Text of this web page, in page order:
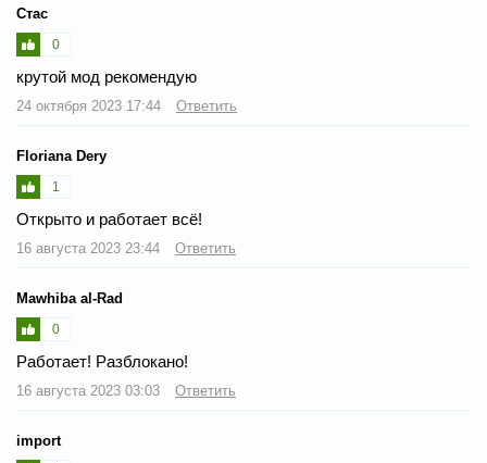
Стас
0
крутой мод рекомендую
24 октября 2023 17:44 Ответить
Floriana Dery
1
Открыто и работает всё!
16 августа 2023 23:44 Ответить
Mawhiba al-Rad
0
Работает! Разблокано!
16 августа 2023 03:03 Ответить
import